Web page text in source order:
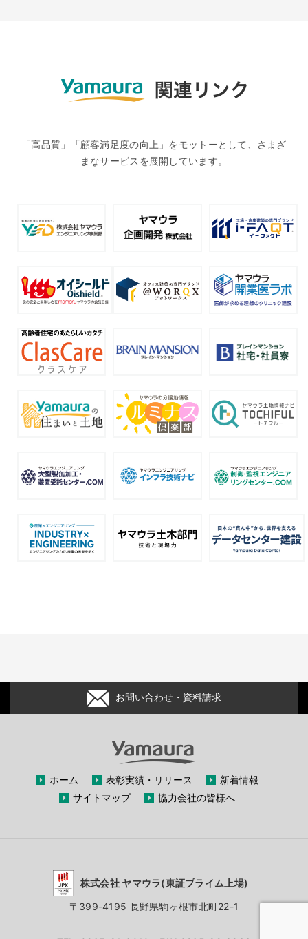
「高品質」「顧客満足度の向上」をモットーとして、さまざ
まなサービスを展開しています。
お問い合わせ・資料請求
ホーム 表彰実績・リリース
新着情報
サイトマップ
協力会社の皆様へ
株式会社 ヤマウラ(東証プライム上場)
〒399-4195 長野県駒ヶ根市北町22-1